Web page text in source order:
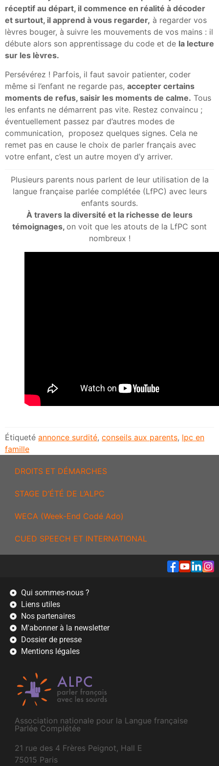
réceptif au départ, il commence en réalité à décoder
et surtout, il apprend à vous regarder, à regarder vos
lèvres bouger, à suivre les mouvements de vos mains : il
débute alors son apprentissage du code et de la lecture
sur les lèvres.
Persévérez ! Parfois, il faut savoir patienter, coder
même si l’enfant ne regarde pas, accepter certains
moments de refus, saisir les moments de calme. Tous
les enfants ne démarrent pas vite. Restez convaincu ;
éventuellement passez par d’autres modes de
communication, proposez quelques signes. Cela ne
remet pas en cause le choix de parler français avec
votre enfant, c’est un autre moyen d’y arriver.
Plusieurs parents nous parlent de leur utilisation de la
langue française parlée complétée (LfPC) avec leurs
enfants sourds.
À travers la diversité et la richesse de leurs
témoignages, on voit que les atouts de la LfPC sont
nombreux !
Étiqueté annonce surdité, conseils aux parents, lpc en
famille
DROITS ET DÉMARCHES
STAGE D’ÉTÉ DE L’ALPC
WECA (Week-End Codé Ado)
CUED SPEECH ET INTERNATIONAL
Association nationale pour la Langue française
Parlée Complétée
21 rue des 4 Frères Peignot, Hall E
75015 Paris
Qui sommes-nous ?
Liens utiles
Nos partenaires
M'abonner à la newsletter
Dossier de presse
Mentions légales